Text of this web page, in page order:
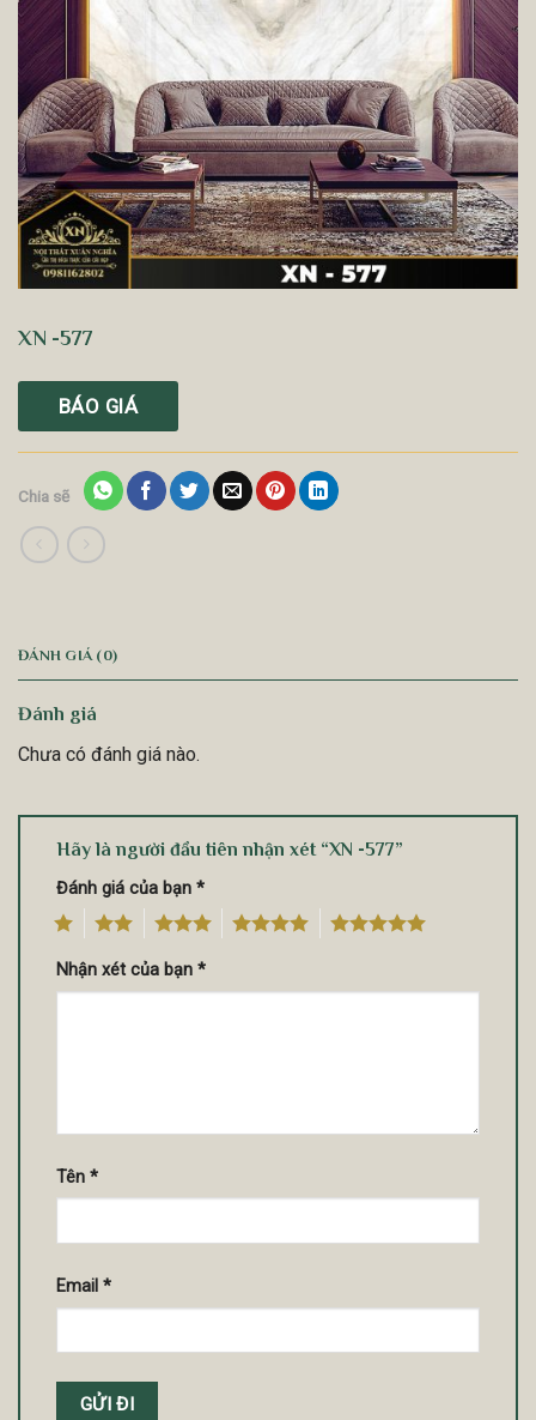
XN -577
BÁO GIÁ
Chia sẽ
ĐÁNH GIÁ (0)
Đánh giá
Chưa có đánh giá nào.
Hãy là người đầu tiên nhận xét “XN -577”
Đánh giá của bạn *
4 5
Nhận xét của bạn *
Tên *
Email *